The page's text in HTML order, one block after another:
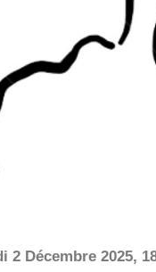
2 Décembre 2025,